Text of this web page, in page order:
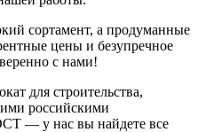
сортамент, а продуманные
цены и безупречное
с нами!
для строительства,
российскими
— у нас вы найдете все